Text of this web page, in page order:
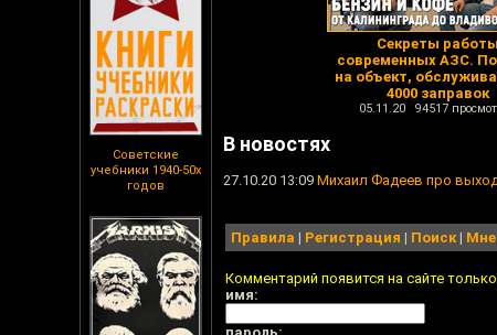
Советские
учебники 1940-50х
годов
Секреты работы
современных АЗС.
на объект,
4000 заправок
05.11.20 94517
В новостях
27.10.20 13:09 Михаил Фадеев про
Правила | Регистрация | Поиск|
Комментарий появится на сайте
имя: